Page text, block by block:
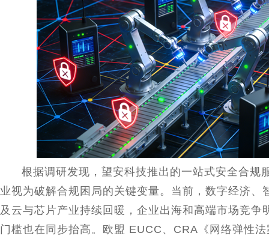
根据调研发现，望安科技推出的一站式安全合规
业视为破解合规困局的关键变量。当前，数字经济、
及云与芯片产业持续回暖，企业出海和高端市场竞争
门槛也在同步抬高。欧盟 EUCC、CRA《网络弹性法